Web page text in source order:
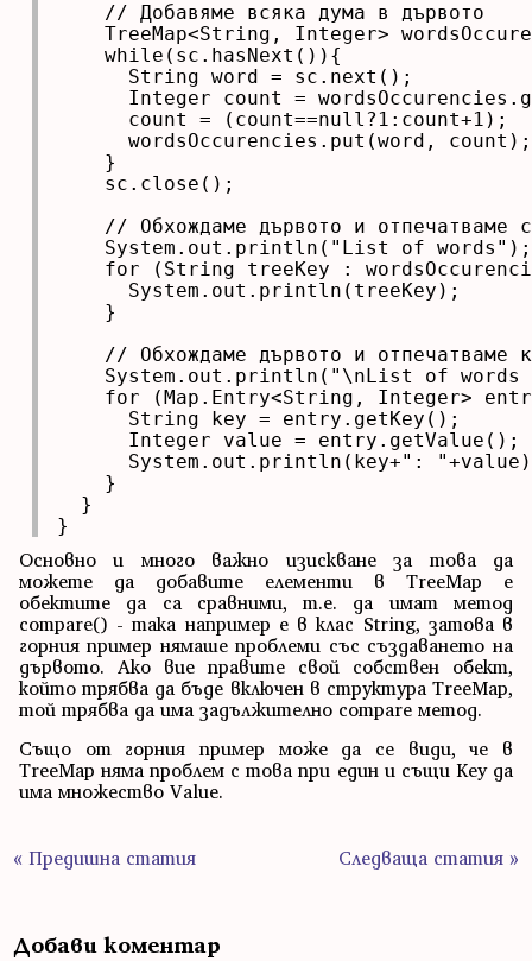
    // Добавяме всяка дума в дървото
TreeMap<String, Integer>
    while(sc.hasNext()){
      String word = sc.next();
Integer count =
      count = (count==null?1:count+1);
      wordsOccurencies.put(word, count);
    }
    sc.close();
// Обхождаме дървото и отпечатваме
    System.out.println("List of words");
for (String treeKey :
      System.out.println(treeKey);
    }
// Обхождаме дървото и отпечатваме
System.out.println("\nList of words
for (Map.Entry<String, Integer>
      String key = entry.getKey();
      Integer value = entry.getValue();
System.out.println(key+":
    }
  }
}
Основно и много важно изискване за това да
можете да добавите елементи в TreeMap е
обектите да са сравними, т.е. да имат метод
compare() - така например е в клас String, затова в
горния пример нямаше проблеми със създаването на
дървото. Ако вие правите свой собствен обект,
който трябва да бъде включен в структура TreeMap,
той трябва да има задължително compare метод.
Също от горния пример може да се види, че в
TreeMap няма проблем с това при един и същи Key да
има множество Value.
« Предишна статия Следваща статия »
Добави коментар